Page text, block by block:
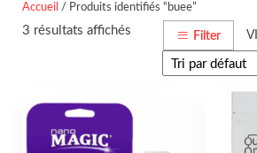
Accueil / Produits identifiés “buee”
Filter
3 résultats affichés